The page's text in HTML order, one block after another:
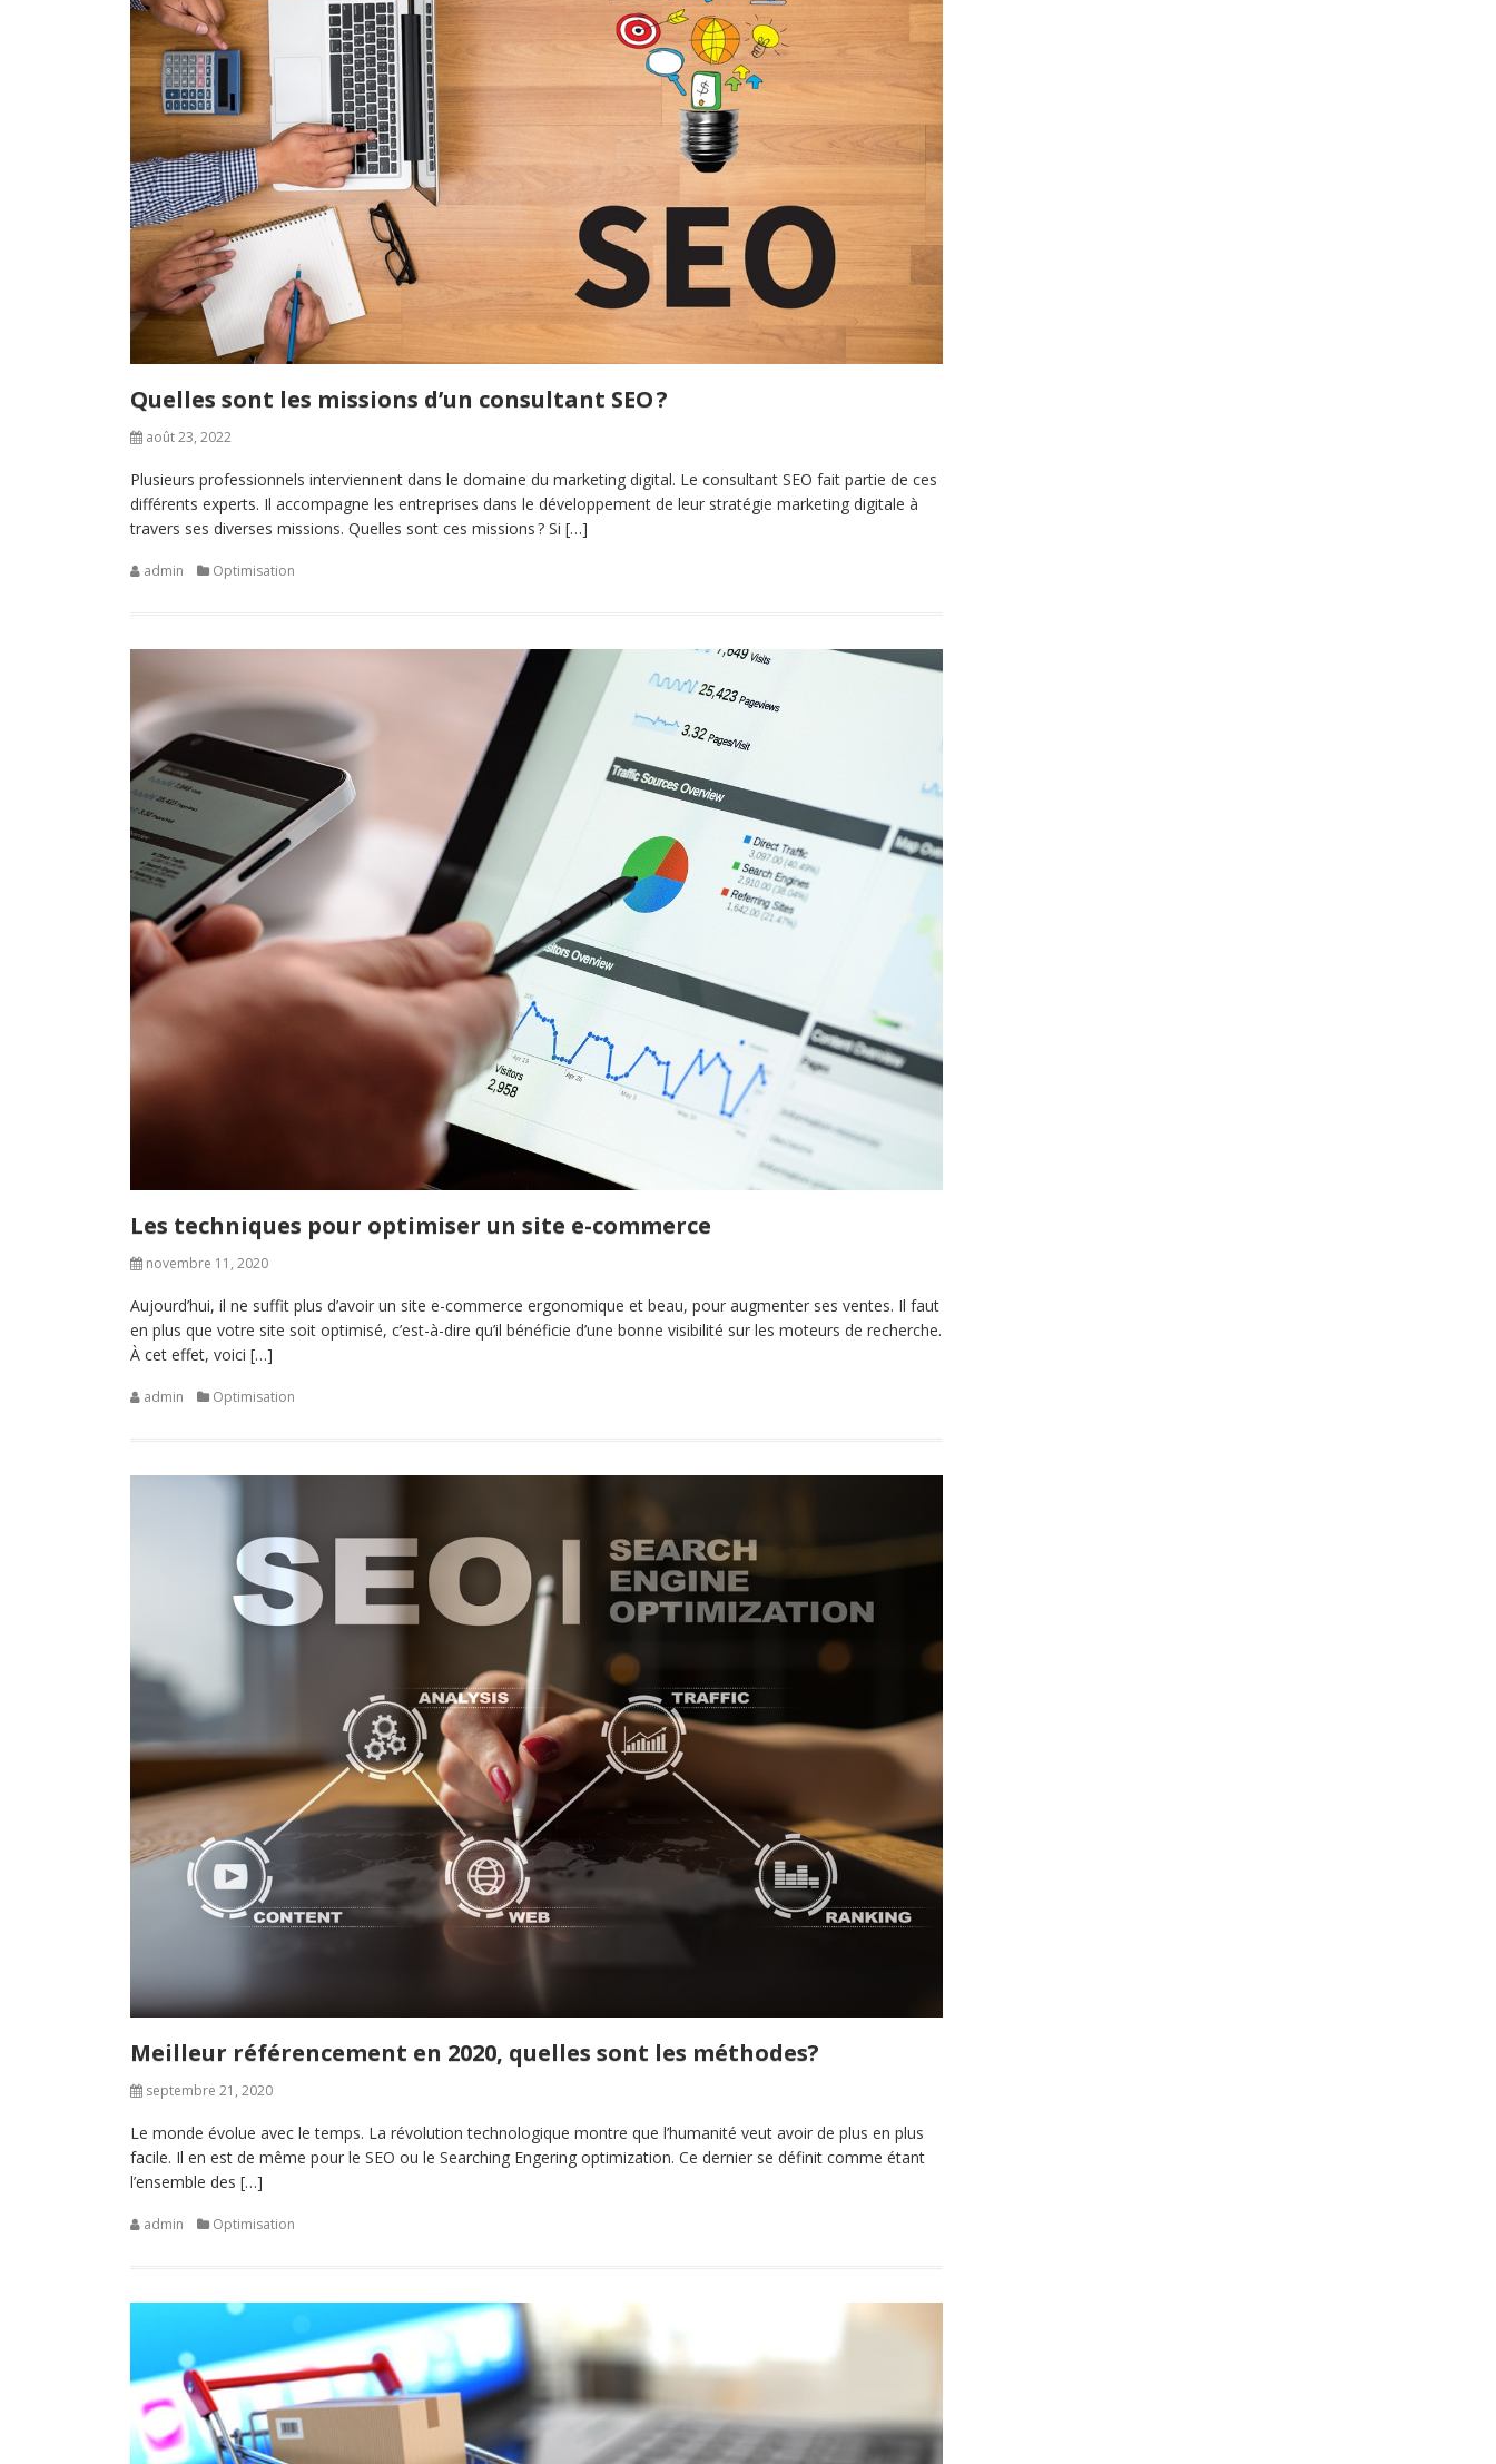
Quelles sont les missions d’un consultant SEO ?
août 23, 2022
Plusieurs professionnels interviennent dans le domaine du marketing digital. Le consultant SEO fait partie de ces
différents experts. Il accompagne les entreprises dans le développement de leur stratégie marketing digitale à
travers ses diverses missions. Quelles sont ces missions ? Si […]
admin Optimisation
Les techniques pour optimiser un site e-commerce
novembre 11, 2020
Aujourd’hui, il ne suffit plus d’avoir un site e-commerce ergonomique et beau, pour augmenter ses ventes. Il faut
en plus que votre site soit optimisé, c’est-à-dire qu’il bénéficie d’une bonne visibilité sur les moteurs de recherche.
À cet effet, voici […]
admin Optimisation
Meilleur référencement en 2020, quelles sont les méthodes?
septembre 21, 2020
Le monde évolue avec le temps. La révolution technologique montre que l’humanité veut avoir de plus en plus
facile. Il en est de même pour le SEO ou le Searching Engering optimization. Ce dernier se définit comme étant
l’ensemble des […]
admin Optimisation